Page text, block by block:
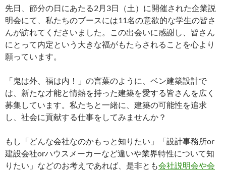
先日、節分の日にあたる2月3日（土）に開催された企業説
明会にて、私たちのブースには11名の意欲的な学生の皆さ
んが訪れてくださいました。この出会いに感謝し、皆さん
にとって内定という大きな福がもたらされることを心より
願っています。
「鬼は外、福は内！」の言葉のように、ベン建築設計で
は、新たな才能と情熱を持った建築を愛する皆さんを広く
募集しています。私たちと一緒に、建築の可能性を追求
し、社会に貢献する仕事をしてみませんか？
もし「どんな会社なのかもっと知りたい」「設計事務所or
建設会社orハウスメーカーなど違いや業界特性について知
りたい」などのお考えであれば、是非とも会社説明会や会